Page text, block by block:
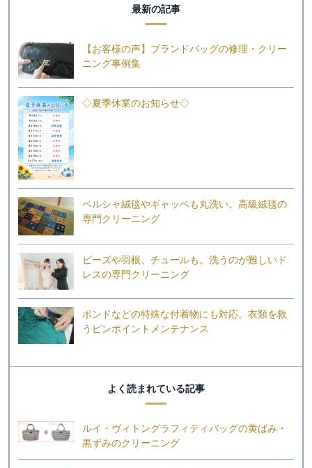
最新の記事
【お客様の声】ブランドバッグの修理・クリー
ニング事例集
◇夏季休業のお知らせ◇
ペルシャ絨毯やギャッベも丸洗い。高級絨毯の
専門クリーニング
ビーズや羽根、チュールも。洗うのが難しいド
レスの専門クリーニング
ボンドなどの特殊な付着物にも対応。衣類を救
うピンポイントメンテナンス
よく読まれている記事
ルイ・ヴィトングラフィティバッグの黄ばみ・
黒ずみのクリーニング